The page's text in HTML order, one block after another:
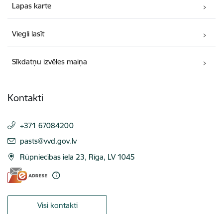
Lapas karte
Viegli lasīt
Sīkdatņu izvēles maiņa
Kontakti
+371 67084200
E-pasts:
pasts@vvd.gov.lv
Rūpniecības iela 23, Rīga, LV 1045
Visi kontakti